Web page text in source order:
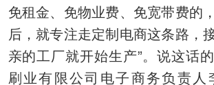
免租金、免物业费、免宽带费的
后，就专注走定制电商这条路，
亲的工厂就开始生产”。说这话
刷业有限公司电子商务负责人